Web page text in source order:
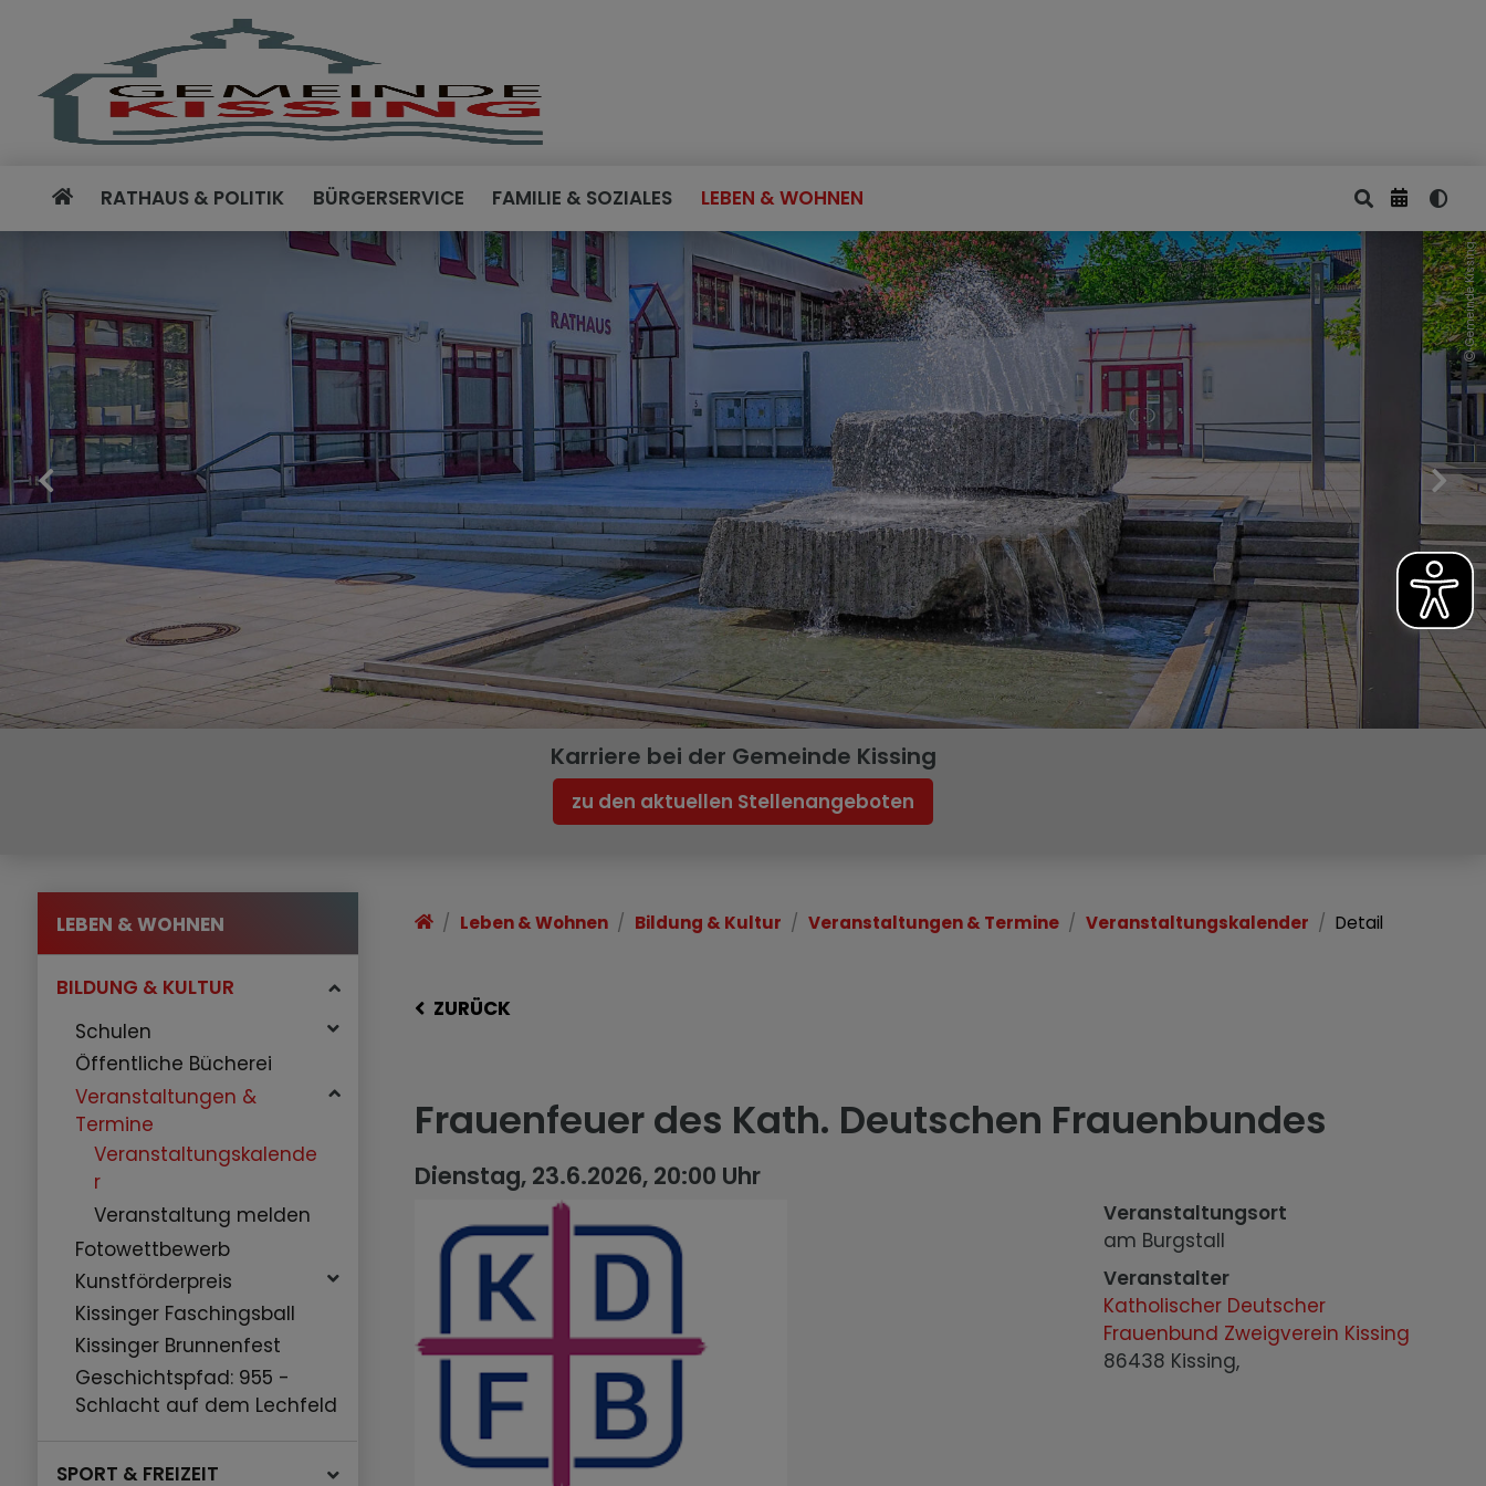
RATHAUS & POLITIK BÜRGERSERVICE FAMILIE & SOZIALES LEBEN & WOHNEN
Gemeinde Kissing
Karriere bei der Gemeinde Kissing
zu den aktuellen Stellenangeboten
LEBEN & WOHNEN
BILDUNG & KULTUR
Schulen
Öffentliche Bücherei
Veranstaltungen &
Termine
Veranstaltungskalende
r
Veranstaltung melden
Fotowettbewerb
Kunstförderpreis
Kissinger Faschingsball
Kissinger Brunnenfest
Geschichtspfad: 955 -
Schlacht auf dem Lechfeld
SPORT & FREIZEIT
Leben & Wohnen Bildung & Kultur Veranstaltungen & Termine Veranstaltungskalender Detail
ZURÜCK
Frauenfeuer des Kath. Deutschen Frauenbundes
Dienstag, 23.6.2026, 20:00 Uhr
Veranstaltungsort
am Burgstall
Veranstalter
Katholischer Deutscher
Frauenbund Zweigverein Kissing
86438 Kissing,